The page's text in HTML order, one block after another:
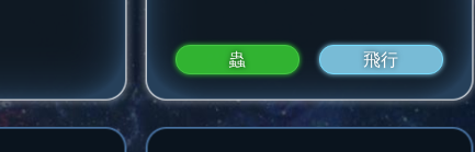
蟲 飛行